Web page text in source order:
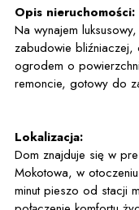
Opis nieruchomości:
Na wynajem
zabudowie bliźniaczej,
ogrodem o
remoncie, gotowy do
Lokalizacja:
Dom znajduje się w
Mokotowa, w
minut pieszo od stacji